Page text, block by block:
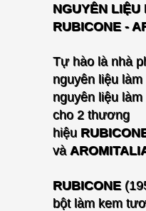
NGUYÊN LIỆU
RUBICONE -
Tự hào là nhà
nguyên liệu
nguyên liệu
cho 2 thương
hiệu
và
RUBICONE
bột làm kem